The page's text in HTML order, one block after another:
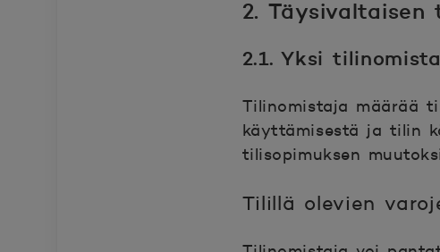
2.
2.1. Yksi
Tilinomistaja määrää
käyttämisestä ja tilin
tilisopimuksen
Tilillä olevien